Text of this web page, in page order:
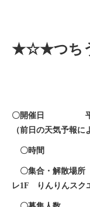
個人情報保護
★☆★つち
〇開催日 平成
（前日の天気予報に
〇時間 午前10
〇集合・解散場所
レ1F りんりんスク